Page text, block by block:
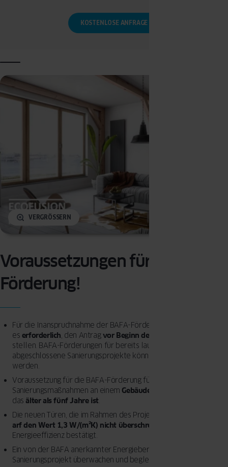
KOSTENLOSE ANFRAGE
Voraussetzungen für die BAFA-
Förderung!
Für die Inanspruchnahme der BAFA-Förderung für
es erforderlich , den Antragvor Beginn der Sanierungsarbeiten
stellen. BAFA-Förderungen für bereits laufende oder
abgeschlossene Sanierungsprojekte können nicht bewilligt
werden.
Voraussetzung für die BAFA-Förderung für Türen ist, dass die
Sanierungsmaßnahmen an einem Gebäude
das älter als fünf Jahre ist
Die neuen Türen, die im Rahmen des Projekts installiert werden,
arf den Wert 1,3 W/(m²K) nicht überschreiten
Energieeffizienz bestätigt.
Ein von der BAFA anerkannter Energieberater muss das
Sanierungsprojekt überwachen und begleiten.
VERGRÖSSERN